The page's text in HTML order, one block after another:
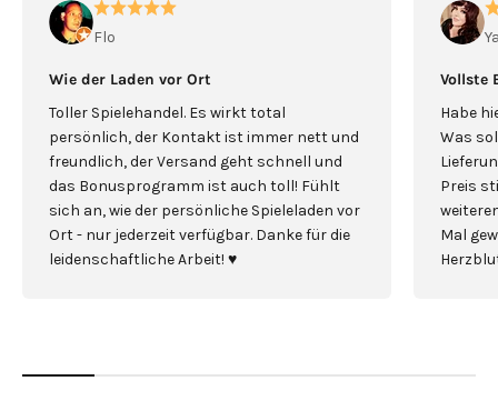
Flo
Wie der Laden vor Ort
Toller Spielehandel. Es wirkt total
persönlich, der Kontakt ist immer nett und
freundlich, der Versand geht schnell und
das Bonusprogramm ist auch toll! Fühlt
sich an, wie der persönliche Spieleladen vor
Ort - nur jederzeit verfügbar. Danke für die
leidenschaftliche Arbeit! ♥️
Vollste
Habe
Was
Preis
Mal